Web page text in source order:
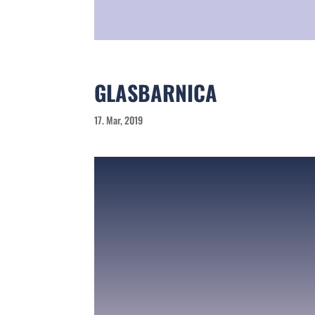
GLASBARNICA
17. Mar, 2019